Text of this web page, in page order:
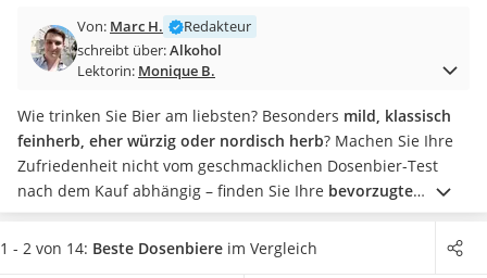
Balsamico-Essig
Schwarzkümmelöl bio
Honig
Gemüsebrühe
Eiskaffee-Pulver
Irischer Whiskey
Grapefruitkernextrakt
Matcha-Set
Von: Marc H.
Redakteur
schreibt über:Alkohol
Lektorin: Monique B.
Wie trinken Sie Bier am liebsten? Besonders mild, klassisch
feinherb, eher würzig oder nordisch herb? Machen Sie Ihre
Zufriedenheit nicht vom geschmacklichen Dosenbier-Test
nach dem Kauf abhängig – finden Sie Ihre bevorzugte
Geschmacksrichtungim Dosenbier-Vergleich. Wäre es nicht
großartig, wenn Ihregewünschten Getränke geliefert
1 - 2 von 14: Beste Dosenbiere im Vergleich